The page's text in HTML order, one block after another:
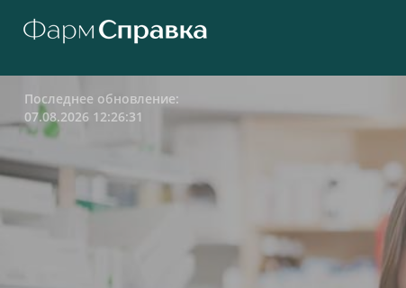
Последнее обновление:
07.08.2026 12:26:31